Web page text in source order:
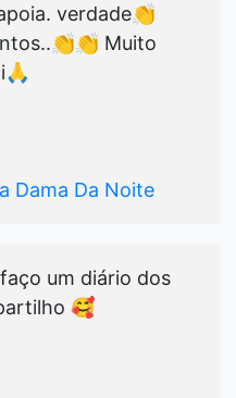
verdade👏
Muito
Dama Da Noite
um diário dos
🥰